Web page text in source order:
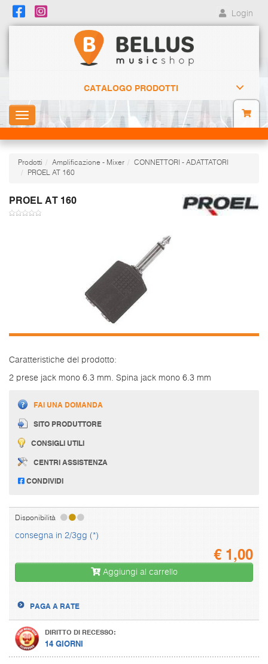
Login
CATALOGO PRODOTTI
Toggle
navigation
Prodotti Amplificazione - Mixer
CONNETTORI - ADATTATORI
PROEL AT 160
PROEL AT 160
Caratteristiche del prodotto:
2 prese jack mono 6.3 mm. Spina jack mono 6.3 mm
FAI UNA DOMANDA
SITO PRODUTTORE
CONSIGLI UTILI
CENTRI ASSISTENZA
CONDIVIDI
Disponibilità
consegna in 2/3gg (*)
€1,00
Aggiungi al carrello
PAGA A RATE
DIRITTO DI RECESSO:
14 GIORNI